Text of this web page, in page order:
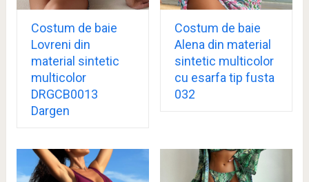
Costum de baie
Lovreni din
material sintetic
multicolor
DRGCB0013
Dargen
Costum de baie
Alena din material
sintetic multicolor
cu esarfa tip fusta
032